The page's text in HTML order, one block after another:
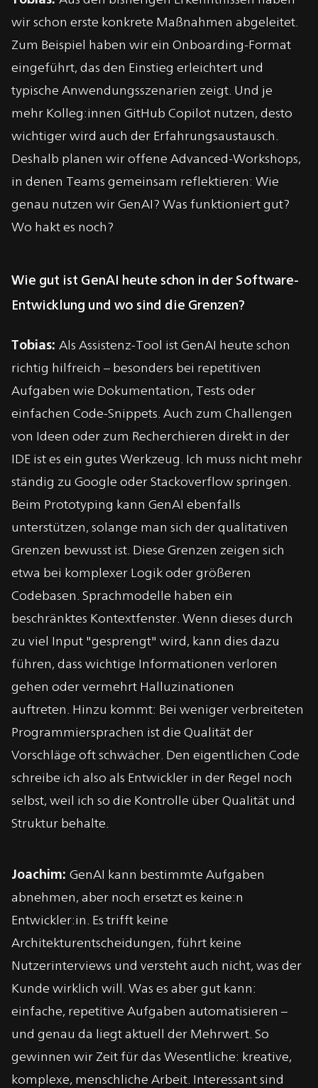
wir schon erste konkrete Maßnahmen abgeleitet.
Zum Beispiel haben wir ein Onboarding-Format
eingeführt, das den Einstieg erleichtert und
typische Anwendungsszenarien zeigt. Und je
mehr Kolleg:innen GitHub Copilot nutzen, desto
wichtiger wird auch der Erfahrungs­austausch.
Deshalb planen wir offene Advanced-Workshops,
in denen Teams gemeinsam reflektieren: Wie
genau nutzen wir GenAI? Was funktioniert gut?
Wo hakt es noch?
Wie gut ist GenAI heute schon in der Software-
Entwicklung und wo sind die Grenzen?
Tobias: Als Assistenz-Tool ist GenAI heute schon
richtig hilfreich – besonders bei repetitiven
Aufgaben wie Dokumentation, Tests oder
einfachen Code-Snippets. Auch zum Challengen
von Ideen oder zum Recherchieren direkt in der
IDE ist es ein gutes Werkzeug. Ich muss nicht mehr
ständig zu Google oder Stackoverflow springen.
Beim Prototyping kann GenAI ebenfalls
unterstützen, solange man sich der qualitativen
Grenzen bewusst ist. Diese Grenzen zeigen sich
etwa bei komplexer Logik oder größeren
Codebasen. Sprachmodelle haben ein
beschränktes Kontextfenster. Wenn dieses durch
zu viel Input "gesprengt" wird, kann dies dazu
führen, dass wichtige Informationen verloren
gehen oder vermehrt Halluzinationen
auftreten. Hinzu kommt: Bei weniger verbreiteten
Programmiersprachen ist die Qualität der
Vorschläge oft schwächer. Den eigentlichen Code
schreibe ich also als Entwickler in der Regel noch
selbst, weil ich so die Kontrolle über Qualität und
Struktur behalte.
Joachim: GenAI kann bestimmte Aufgaben
abnehmen, aber noch ersetzt es keine:n
Entwickler:in. Es trifft keine
Architekturentscheidungen, führt keine
Nutzerinterviews und versteht auch nicht, was der
Kunde wirklich will. Was es aber gut kann:
einfache, repetitive Aufgaben automatisieren –
und genau da liegt aktuell der Mehrwert. So
gewinnen wir Zeit für das Wesentliche: kreative,
komplexe, menschliche Arbeit. Interessant sind